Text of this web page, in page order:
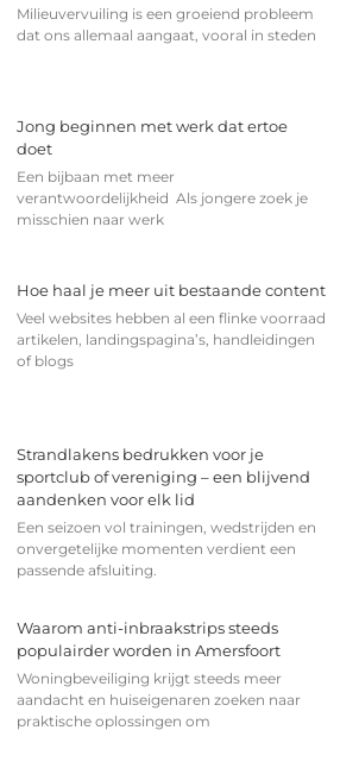
Milieuvervuiling is een groeiend probleem
dat ons allemaal aangaat, vooral in steden
Jong beginnen met werk dat ertoe
doet
Een bijbaan met meer
verantwoordelijkheid Als jongere zoek je
misschien naar werk
Hoe haal je meer uit bestaande content
Veel websites hebben al een flinke voorraad
artikelen, landingspagina’s, handleidingen
of blogs
Strandlakens bedrukken voor je
sportclub of vereniging – een blijvend
aandenken voor elk lid
Een seizoen vol trainingen, wedstrijden en
onvergetelijke momenten verdient een
passende afsluiting.
Waarom anti-inbraakstrips steeds
populairder worden in Amersfoort
Woningbeveiliging krijgt steeds meer
aandacht en huiseigenaren zoeken naar
praktische oplossingen om